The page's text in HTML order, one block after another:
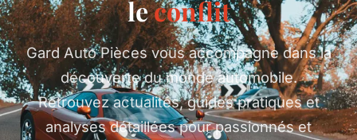
leconflit
Gard Auto Pièces vous accompagne dans la
découverte du monde automobile.
Retrouvez actualités, guides pratiques et
analyses détaillées pour passionnés et